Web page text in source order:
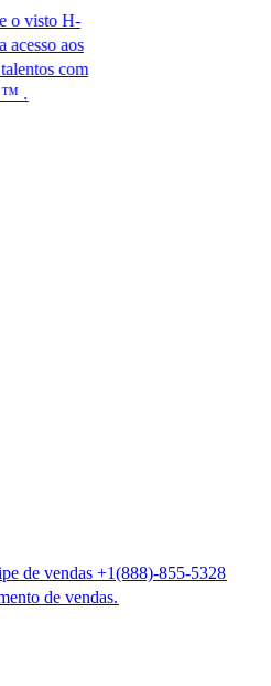
H-
aos
com
de vendas +1(888)-855-5328​​
de vendas.​​